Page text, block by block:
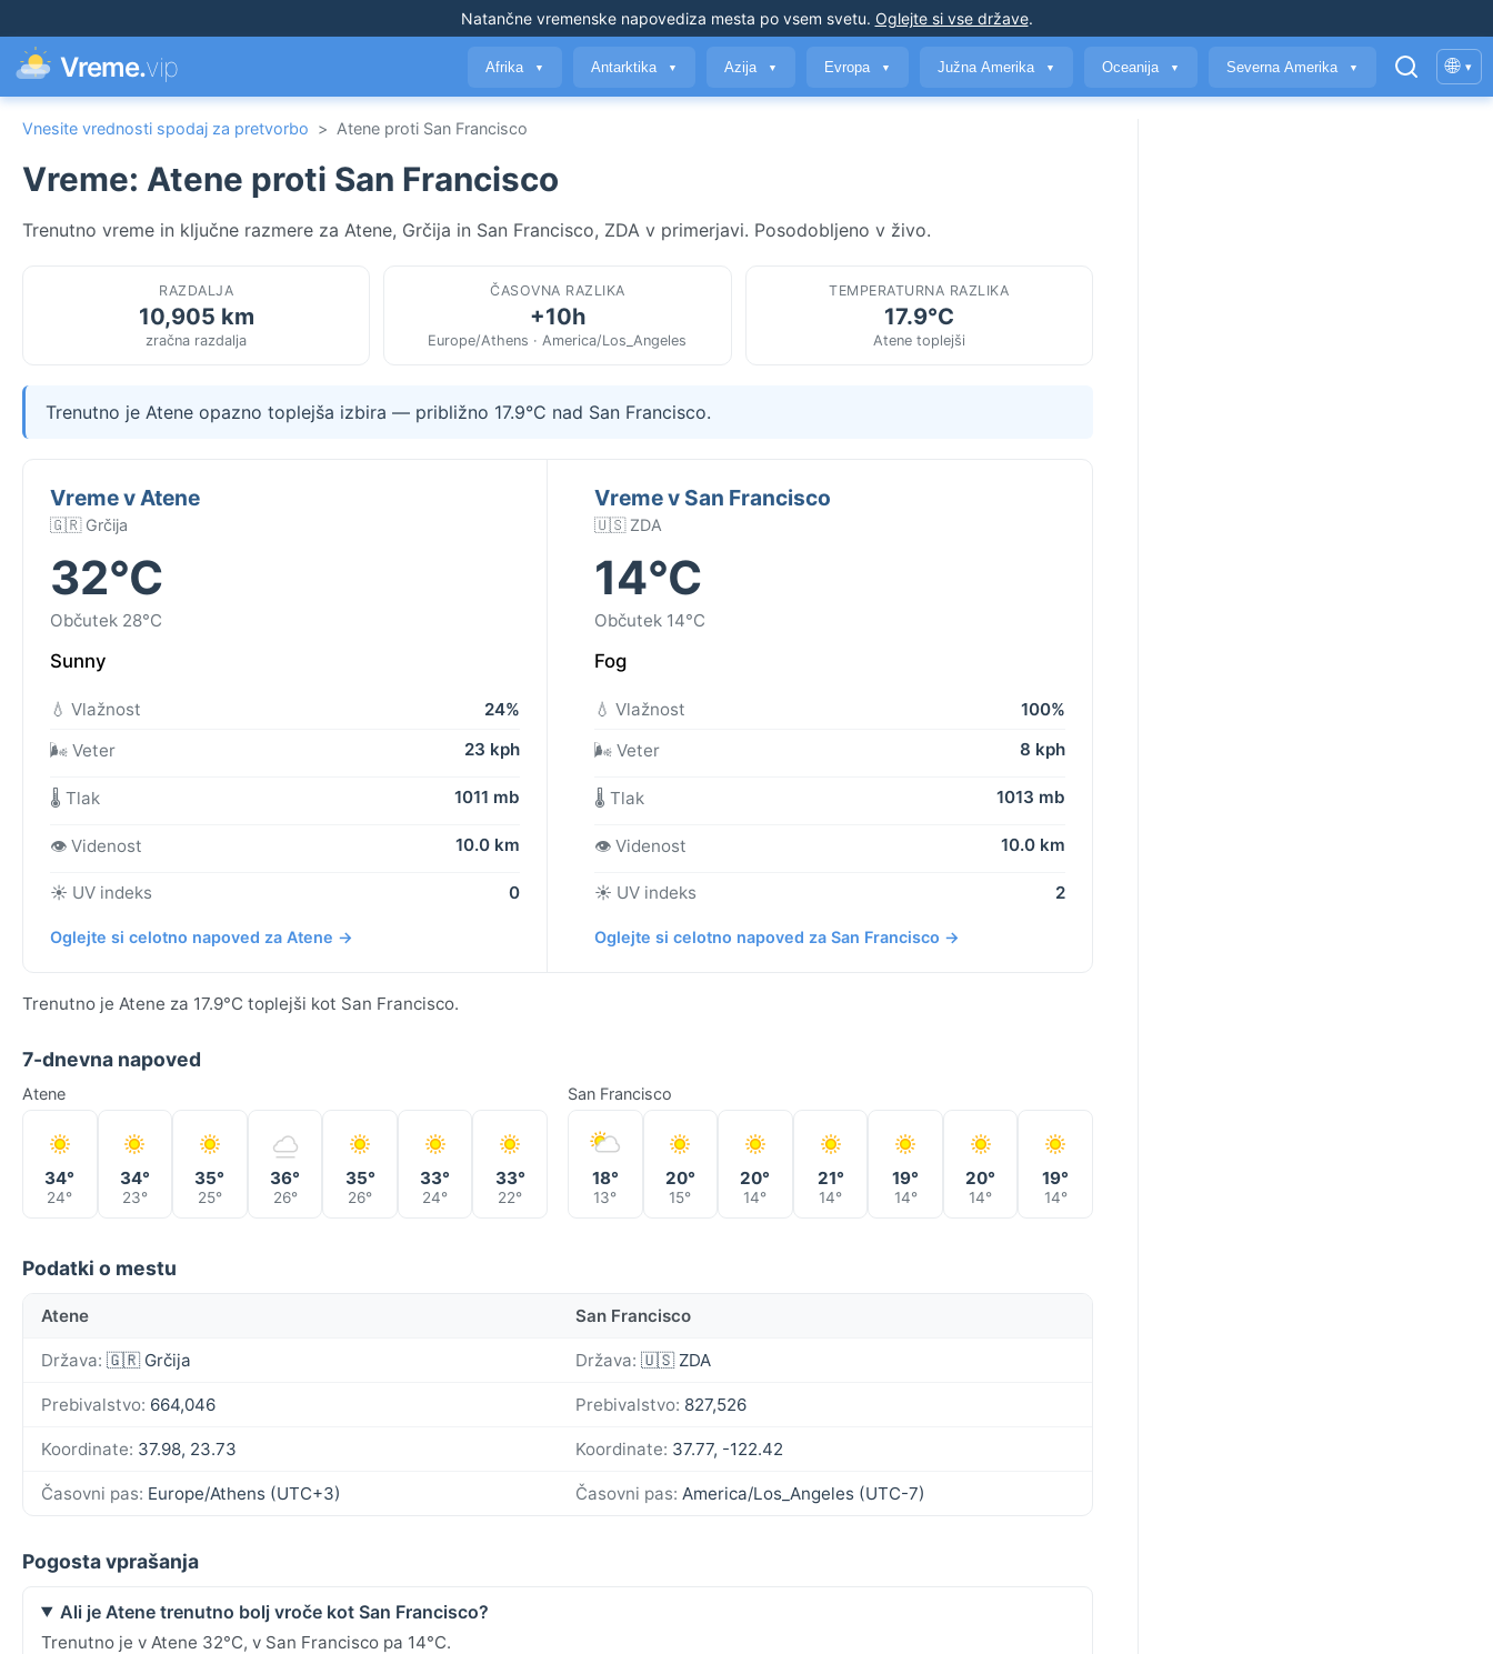
Natančne vremenske napovediza mesta po vsem svetu. Oglejte si vse države.
Vreme.vip Afrika ▼ Antarktika ▼ Azija ▼ Evropa ▼ Južna Amerika ▼ Oceanija ▼ Severna Amerika ▼ 🌐 ▾
Vnesite vrednosti spodaj za pretvorbo > Atene proti San Francisco
Vreme: Atene proti San Francisco
Trenutno vreme in ključne razmere za Atene, Grčija in San Francisco, ZDA v primerjavi. Posodobljeno v živo.
RAZDALJA
10,905 km
zračna razdalja
ČASOVNA RAZLIKA
+10h
Europe/Athens · America/Los_Angeles
TEMPERATURNA RAZLIKA
17.9°C
Atene toplejši
Trenutno je Atene opazno toplejša izbira — približno 17.9°C nad San Francisco.
Vreme v Atene
🇬🇷 Grčija
32°C
Občutek 28°C
Sunny
💧 Vlažnost
24%
🌬️ Veter
23 kph
🌡️ Tlak 1011 mb
👁️ Videnost 10.0 km
☀️ UV indeks 0
Oglejte si celotno napoved za Atene →
Vreme v San Francisco
🇺🇸 ZDA
14°C
Občutek 14°C
Fog
💧 Vlažnost
100%
🌬️ Veter
8 kph
🌡️ Tlak 1013 mb
👁️ Videnost 10.0 km
☀️ UV indeks 2
Oglejte si celotno napoved za San Francisco →
Trenutno je Atene za 17.9°C toplejši kot San Francisco.
7-dnevna napoved
Atene
34°
24°
34°
23°
35°
25°
36°
26°
35°
26°
33°
24°
33°
22°
San Francisco
18°
13°
20°
15°
20°
14°
21°
14°
19°
14°
20°
14°
19°
14°
Podatki o mestu
Atene San Francisco
Država: 🇬🇷 Grčija Država: 🇺🇸 ZDA
Prebivalstvo: 664,046 Prebivalstvo: 827,526
Koordinate: 37.98, 23.73 Koordinate: 37.77, -122.42
Časovni pas: Europe/Athens (UTC+3) Časovni pas: America/Los_Angeles (UTC-7)
Pogosta vprašanja
Ali je Atene trenutno bolj vroče kot San Francisco?
Trenutno je v Atene 32°C, v San Francisco pa 14°C.